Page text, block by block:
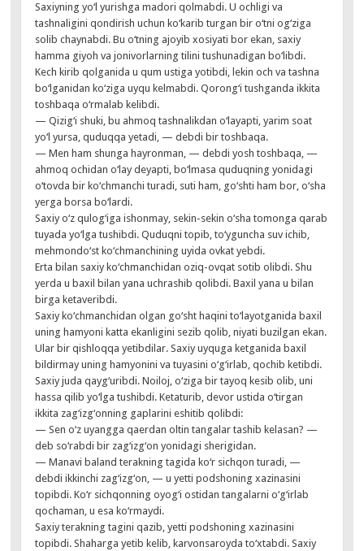
Saxiyning yo‘l yurishga madori qolmabdi. U ochligi va
tashnaligini qondirish uchun ko‘karib turgan bir o‘tni og‘ziga
solib chaynabdi. Bu o‘tning ajoyib xosiyati bor ekan, saxiy
hamma giyoh va jonivorlarning tilini tushunadigan bo‘libdi.
Kech kirib qolganida u qum ustiga yotibdi, lekin och va tashna
bo‘lganidan ko‘ziga uyqu kelmabdi. Qorong‘i tushganda ikkita
toshbaqa o‘rmalab kelibdi.
— Qizig‘i shuki, bu ahmoq tashnalikdan o‘layapti, yarim soat
yo‘l yursa, quduqqa yetadi, — debdi bir toshbaqa.
— Men ham shunga hayronman, — debdi yosh toshbaqa, —
ahmoq ochidan o‘lay deyapti, bo‘lmasa quduqning yonidagi
o‘tovda bir ko‘chmanchi turadi, suti ham, go‘shti ham bor, o‘sha
yerga borsa bo‘lardi.
Saxiy o‘z qulog‘iga ishonmay, sekin-sekin o‘sha tomonga qarab
tuyada yo‘lga tushibdi. Quduqni topib, to‘yguncha suv ichib,
mehmondo‘st ko‘chmanchining uyida ovkat yebdi.
Erta bilan saxiy ko‘chmanchidan oziq-ovqat sotib olibdi. Shu
yerda u baxil bilan yana uchrashib qolibdi. Baxil yana u bilan
birga ketaveribdi.
Saxiy ko‘chmanchidan olgan go‘sht haqini to‘layotganida baxil
uning hamyoni katta ekanligini sezib qolib, niyati buzilgan ekan.
Ular bir qishloqqa yetibdilar. Saxiy uyquga ketganida baxil
bildirmay uning hamyonini va tuyasini o‘g‘irlab, qochib ketibdi.
Saxiy juda qayg‘uribdi. Noiloj, o‘ziga bir tayoq kesib olib, uni
hassa qilib yo‘lga tushibdi. Ketaturib, devor ustida o‘tirgan
ikkita zag‘izg‘onning gaplarini eshitib qolibdi:
— Sen o‘z uyangga qaerdan oltin tangalar tashib kelasan? —
deb so‘rabdi bir zag‘izg‘on yonidagi sherigidan.
— Manavi baland terakning tagida ko‘r sichqon turadi, —
debdi ikkinchi zag‘izg‘on, — u yetti podshoning xazinasini
topibdi. Ko‘r sichqonning oyog‘i ostidan tangalarni o‘g‘irlab
qochaman, u esa ko‘rmaydi.
Saxiy terakning tagini qazib, yetti podshoning xazinasini
topibdi. Shaharga yetib kelib, karvonsaroyda to‘xtabdi. Saxiy